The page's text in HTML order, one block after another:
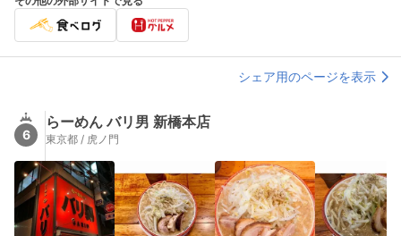
シェア用のページを表示
6
らーめん バリ男 新橋本店
東京都 / 虎ノ門